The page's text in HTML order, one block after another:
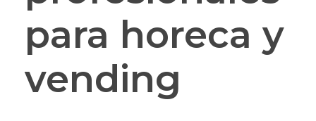
para horeca y
vending